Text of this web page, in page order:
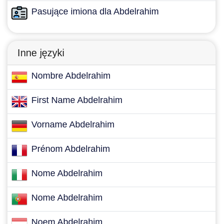
Pasujące imiona dla Abdelrahim
Inne języki
Nombre Abdelrahim
First Name Abdelrahim
Vorname Abdelrahim
Prénom Abdelrahim
Nome Abdelrahim
Nome Abdelrahim
Noem Abdelrahim